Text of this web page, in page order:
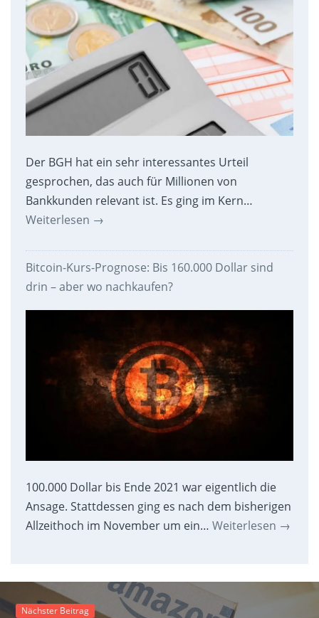
Der BGH hat ein sehr interessantes Urteil
gesprochen, das auch für Millionen von
Bankkunden relevant ist. Es ging im Kern…
Weiterlesen →
Bitcoin-Kurs-Prognose: Bis 160.000 Dollar sind
drin – aber wo nachkaufen?
100.000 Dollar bis Ende 2021 war eigentlich die
Ansage. Stattdessen ging es nach dem bisherigen
Allzeithoch im November um ein… Weiterlesen →
Nächster Beitrag